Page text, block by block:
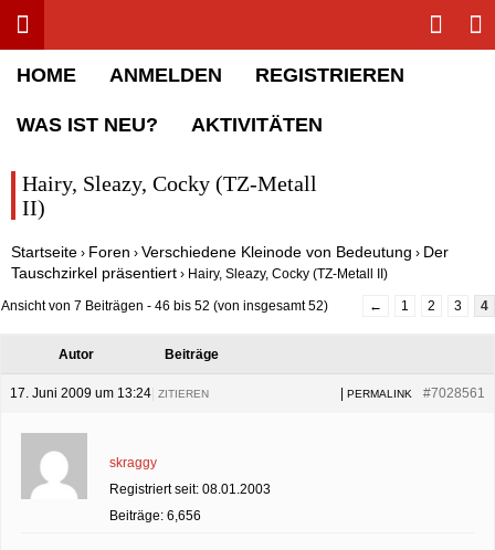
HOME ANMELDEN REGISTRIEREN
WAS IST NEU? AKTIVITÄTEN
Hairy, Sleazy, Cocky (TZ-Metall
II)
Startseite › Foren › Verschiedene Kleinode von Bedeutung › Der
Tauschzirkel präsentiert › Hairy, Sleazy, Cocky (TZ-Metall II)
Ansicht von 7 Beiträgen - 46 bis 52 (von insgesamt 52) ← 1 2 3 4
Autor Beiträge
17. Juni 2009 um 13:24 #7028561
PERMALINK
ZITIEREN
skraggy
Registriert seit: 08.01.2003
Beiträge: 6,656